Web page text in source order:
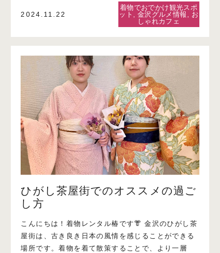
2024.11.22
着物でおでかけ観光スポ
ット
金沢グルメ情報
お
しゃれカフェ
ひがし茶屋街でのオススメの過ご
し方
こんにちは！着物レンタル椿です👘 金沢のひがし茶
屋街は、古き良き日本の風情を感じることができる
場所です。着物を着て散策することで、より一層